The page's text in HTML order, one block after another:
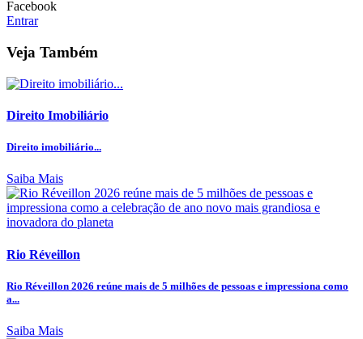
Facebook
Entrar
Veja Também
Direito Imobiliário
Direito imobiliário...
Saiba Mais
Rio Réveillon
Rio Réveillon 2026 reúne mais de 5 milhões de pessoas e impressiona como
a...
Saiba Mais